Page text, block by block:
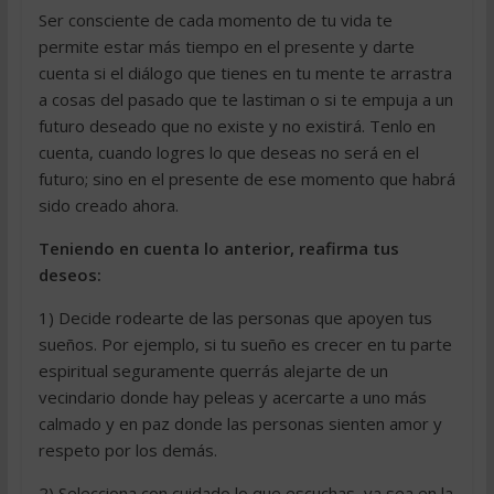
Ser consciente de cada momento de tu vida te
permite estar más tiempo en el presente y darte
cuenta si el diálogo que tienes en tu mente te arrastra
a cosas del pasado que te lastiman o si te empuja a un
futuro deseado que no existe y no existirá. Tenlo en
cuenta, cuando logres lo que deseas no será en el
futuro; sino en el presente de ese momento que habrá
sido creado ahora.
Teniendo en cuenta lo anterior, reafirma tus
deseos:
1) Decide rodearte de las personas que apoyen tus
sueños. Por ejemplo, si tu sueño es crecer en tu parte
espiritual seguramente querrás alejarte de un
vecindario donde hay peleas y acercarte a uno más
calmado y en paz donde las personas sienten amor y
respeto por los demás.